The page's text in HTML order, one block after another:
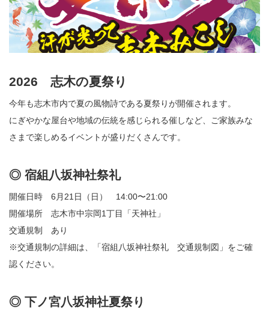
2026 志木の夏祭り
今年も志木市内で夏の風物詩である夏祭りが開催されます。
にぎやかな屋台や地域の伝統を感じられる催しなど、ご家族みな
さまで楽しめるイベントが盛りだくさんです。
◎ 宿組八坂神社祭礼
開催日時 6月21日（日） 14:00〜21:00
開催場所 志木市中宗岡1丁目「天神社」
交通規制 あり
※交通規制の詳細は、「宿組八坂神社祭礼 交通規制図 」をご確
認ください。
◎ 下ノ宮八坂神社夏祭り